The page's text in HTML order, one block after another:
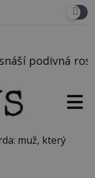
látka
muž, který